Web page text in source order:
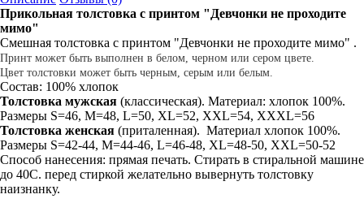
Прикольная толстовка с принтом "Девчонки не проходите
мимо"
Смешная толстовка с принтом "Девчонки не проходите мимо" .
Принт может быть выполнен в белом, черном или сером цвете.
Цвет толстовки может быть черным, серым или белым.
Состав: 100% хлопок
Толстовка мужская (классическая). Материал: хлопок 100%.
Размеры S=46, M=48, L=50, XL=52, XXL=54, XXXL=56
Толстовка женская (приталенная). Материал хлопок 100%.
Размеры S=42-44, M=44-46, L=46-48, XL=48-50, XXL=50-52
Способ нанесения: прямая печать. Стирать в стиральной машине
до 40С. перед стиркой желательно вывернуть толстовку
наизнанку.